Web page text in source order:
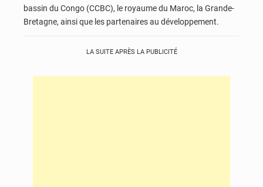
bassin du Congo (CCBC), le royaume du Maroc, la Grande-
Bretagne, ainsi que les partenaires au développement.
LA SUITE APRÈS LA PUBLICITÉ